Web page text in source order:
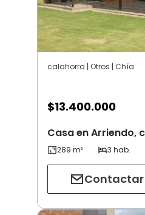
calahorra | Otros | Chía
$13.400.000
Casa en Arriendo,
Contactar